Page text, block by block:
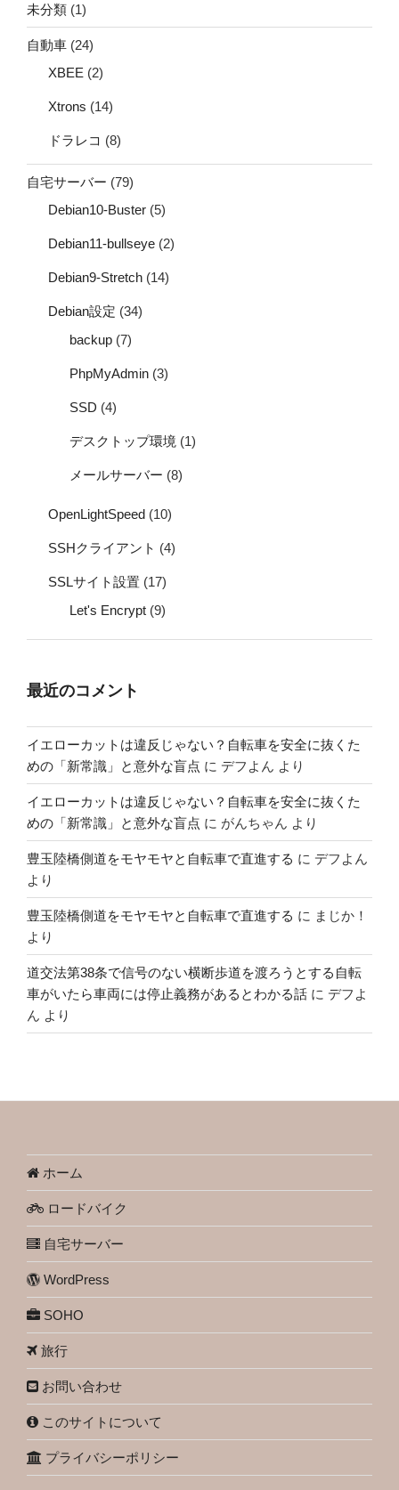
未分類 (1)
自動車 (24)
XBEE (2)
Xtrons (14)
ドラレコ (8)
自宅サーバー (79)
Debian10-Buster (5)
Debian11-bullseye (2)
Debian9-Stretch (14)
Debian設定 (34)
backup (7)
PhpMyAdmin (3)
SSD (4)
デスクトップ環境 (1)
メールサーバー (8)
OpenLightSpeed (10)
SSHクライアント (4)
SSLサイト設置 (17)
Let's Encrypt (9)
最近のコメント
イエローカットは違反じゃない？自転車を安全に抜くた
めの「新常識」と意外な盲点 に デフよん より
イエローカットは違反じゃない？自転車を安全に抜くた
めの「新常識」と意外な盲点 に がんちゃん より
豊玉陸橋側道をモヤモヤと自転車で直進する に デフよん
より
豊玉陸橋側道をモヤモヤと自転車で直進する に まじか！
より
道交法第38条で信号のない横断歩道を渡ろうとする自転
車がいたら車両には停止義務があるとわかる話 に デフよ
ん より
ホーム
ロードバイク
自宅サーバー
WordPress
SOHO
旅行
お問い合わせ
このサイトについて
プライバシーポリシー